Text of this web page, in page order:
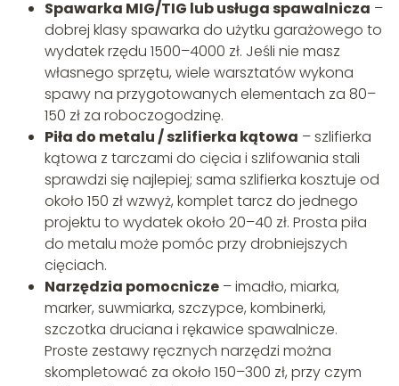
Spawarka MIG/TIG lub usługa spawalnicza –
dobrej klasy spawarka do użytku garażowego to
wydatek rzędu 1500–4000 zł. Jeśli nie masz
własnego sprzętu, wiele warsztatów wykona
spawy na przygotowanych elementach za 80–
150 zł za roboczogodzinę.
Piła do metalu / szlifierka kątowa – szlifierka
kątowa z tarczami do cięcia i szlifowania stali
sprawdzi się najlepiej; sama szlifierka kosztuje od
około 150 zł wzwyż, komplet tarcz do jednego
projektu to wydatek około 20–40 zł. Prosta piła
do metalu może pomóc przy drobniejszych
cięciach.
Narzędzia pomocnicze– imadło, miarka,
marker, suwmiarka, szczypce, kombinerki,
szczotka druciana i rękawice spawalnicze.
Proste zestawy ręcznych narzędzi można
skompletować za około 150–300 zł, przy czym